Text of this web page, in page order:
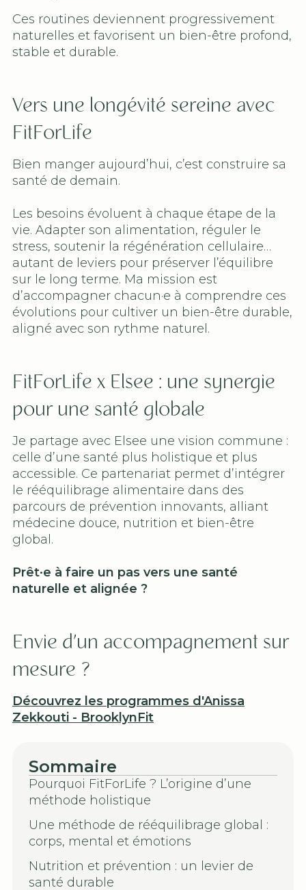
Ces routines deviennent progressivement
naturelles et favorisent un bien-être profond,
stable et durable.
Vers une longévité sereine avec
FitForLife
Bien manger aujourd’hui, c’est construire sa
santé de demain.
Les besoins évoluent à chaque étape de la
vie. Adapter son alimentation, réguler le
stress, soutenir la régénération cellulaire…
autant de leviers pour préserver l’équilibre
sur le long terme. Ma mission est
d’accompagner chacun·e à comprendre ces
évolutions pour cultiver un bien-être durable,
aligné avec son rythme naturel.
FitForLife x Elsee : une synergie
pour une santé globale
Je partage avec Elsee une vision commune :
celle d’une santé plus holistique et plus
accessible. Ce partenariat permet d’intégrer
le rééquilibrage alimentaire dans des
parcours de prévention innovants, alliant
médecine douce, nutrition et bien-être
global.
Prêt·e à faire un pas vers une santé
naturelle et alignée ?
Envie d’un accompagnement sur
mesure ?
Découvrez les programmes d'Anissa
Zekkouti - BrooklynFit
Sommaire
Pourquoi FitForLife ? L’origine d’une
méthode holistique
Une méthode de rééquilibrage global :
corps, mental et émotions
Nutrition et prévention : un levier de
santé durable